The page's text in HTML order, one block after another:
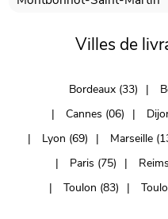
Villes de
Bordeaux (33)
Cannes (06)
Lyon (69)
Marseille
Paris (75)
Toulon (83)